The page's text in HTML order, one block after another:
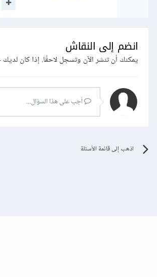
انضم إلى النقاش
يمكنك أن تنشر الآن وتسجل لاحقًا. إذا كان
أجب على هذا السؤال...
اذهب إلى قائمة الأسئلة